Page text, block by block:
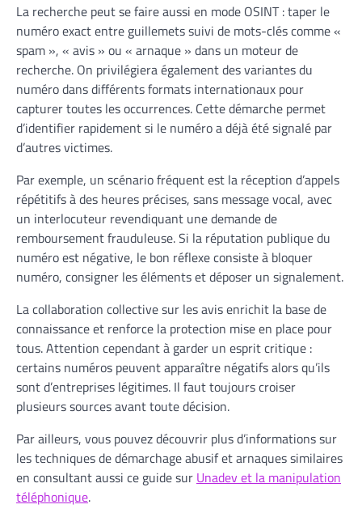
La recherche peut se faire aussi en mode OSINT : taper le
numéro exact entre guillemets suivi de mots-clés comme «
spam », « avis » ou « arnaque » dans un moteur de
recherche. On privilégiera également des variantes du
numéro dans différents formats internationaux pour
capturer toutes les occurrences. Cette démarche permet
d’identifier rapidement si le numéro a déjà été signalé par
d’autres victimes.
Par exemple, un scénario fréquent est la réception d’appels
répétitifs à des heures précises, sans message vocal, avec
un interlocuteur revendiquant une demande de
remboursement frauduleuse. Si la réputation publique du
numéro est négative, le bon réflexe consiste à bloquer
numéro, consigner les éléments et déposer un signalement.
La collaboration collective sur les avis enrichit la base de
connaissance et renforce la protection mise en place pour
tous. Attention cependant à garder un esprit critique :
certains numéros peuvent apparaître négatifs alors qu’ils
sont d’entreprises légitimes. Il faut toujours croiser
plusieurs sources avant toute décision.
Par ailleurs, vous pouvez découvrir plus d’informations sur
les techniques de démarchage abusif et arnaques similaires
en consultant aussi ce guide sur Unadev et la manipulation
téléphonique.